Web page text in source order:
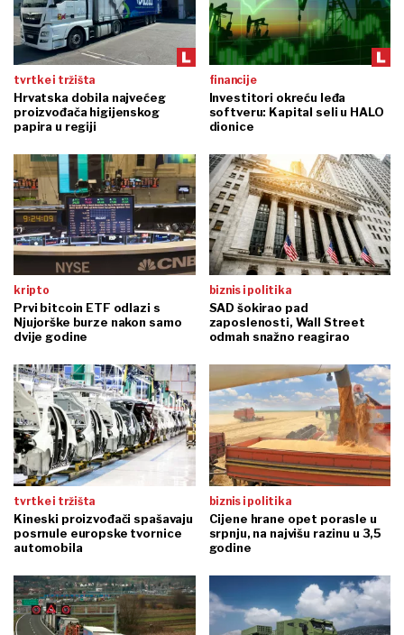
tvrtke i tržišta
Hrvatska dobila najvećeg
proizvođača higijenskog
papira u regiji
financije
Investitori okreću leđa
softveru: Kapital seli u HALO
dionice
kripto
Prvi bitcoin ETF odlazi s
Njujorške burze nakon samo
dvije godine
biznis i politika
SAD šokirao pad
zaposlenosti, Wall Street
odmah snažno reagirao
tvrtke i tržišta
Kineski proizvođači spašavaju
posrnule europske tvornice
automobila
biznis i politika
Cijene hrane opet porasle u
srpnju, na najvišu razinu u 3,5
godine